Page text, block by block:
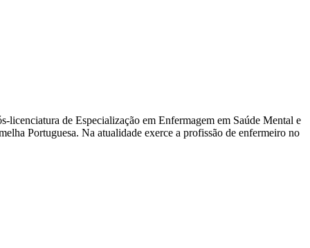
de Especialização em Enfermagem em Saúde Mental e
Portuguesa. Na atualidade exerce a profissão de enfermeiro no